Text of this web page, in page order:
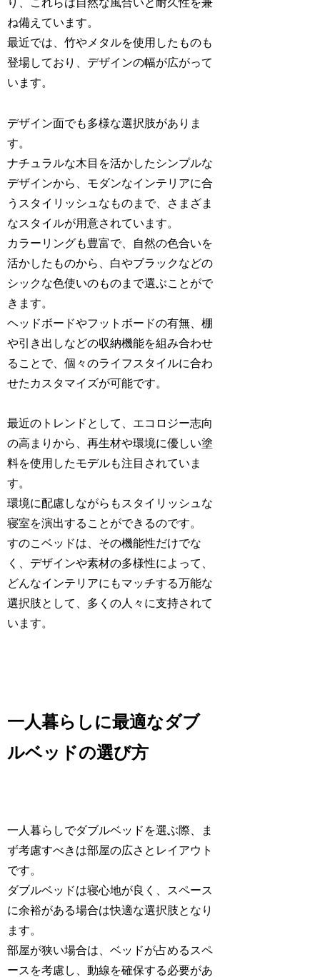
ね備えています。
最近では、竹やメタルを使用したものも
登場しており、デザインの幅が広がって
います。
デザイン面でも多様な選択肢がありま
す。
ナチュラルな木目を活かしたシンプルな
デザインから、モダンなインテリアに合
うスタイリッシュなものまで、さまざま
なスタイルが用意されています。
カラーリングも豊富で、自然の色合いを
活かしたものから、白やブラックなどの
シックな色使いのものまで選ぶことがで
きます。
ヘッドボードやフットボードの有無、棚
や引き出しなどの収納機能を組み合わせ
ることで、個々のライフスタイルに合わ
せたカスタマイズが可能です。
最近のトレンドとして、エコロジー志向
の高まりから、再生材や環境に優しい塗
料を使用したモデルも注目されていま
す。
環境に配慮しながらもスタイリッシュな
寝室を演出することができるのです。
すのこベッドは、その機能性だけでな
く、デザインや素材の多様性によって、
どんなインテリアにもマッチする万能な
選択肢として、多くの人々に支持されて
います。
一人暮らしに最適なダブ
ルベッドの選び方
一人暮らしでダブルベッドを選ぶ際、ま
ず考慮すべきは部屋の広さとレイアウト
です。
ダブルベッドは寝心地が良く、スペース
に余裕がある場合は快適な選択肢となり
ます。
部屋が狭い場合は、ベッドが占めるスペ
ースを考慮し、動線を確保する必要があ